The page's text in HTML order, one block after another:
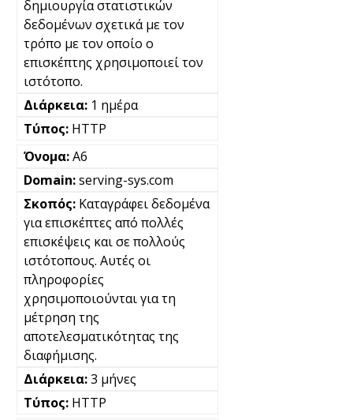
δημιουργία στατιστικών
δεδομένων σχετικά με τον
τρόπο με τον οποίο ο
επισκέπτης χρησιμοποιεί τον
ιστότοπο.
1 ημέρα
HTTP
A6
serving-sys.com
Καταγράφει δεδομένα
για επισκέπτες από πολλές
επισκέψεις και σε πολλούς
ιστότοπους. Αυτές οι
πληροφορίες
χρησιμοποιούνται για τη
μέτρηση της
αποτελεσματικότητας της
διαφήμισης.
3 μήνες
HTTP